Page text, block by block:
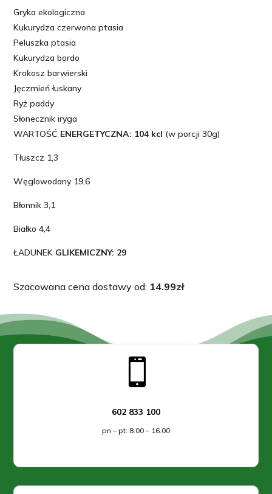
Gryka ekologiczna
Kukurydza czerwona ptasia
Peluszka ptasia
Kukurydza bordo
Krokosz barwierski
Jęczmień łuskany
Ryż paddy
Słonecznik iryga
WARTOŚĆ ENERGETYCZNA: 104 kcl (w porcji 30g)
Tłuszcz 1,3
Węglowodany 19,6
Błonnik 3,1
Białko 4,4
ŁADUNEK GLIKEMICZNY: 29
Szacowana cena dostawy od: 14.99zł

602 833 100
pn – pt: 8.00 – 16.00